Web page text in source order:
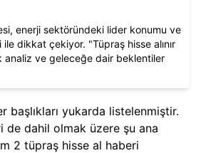
enerji sektöründeki lider konumu ve
dikkat çekiyor. "Tüpraş hisse alınır
analiz ve geleceğe dair beklentiler
başlıkları yukarda listelenmiştir.
de dahil olmak üzere şu ana
2 tüpraş hisse al​ haberi